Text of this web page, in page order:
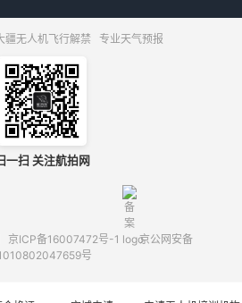
疆无人机飞行解禁 专业天气预报
一扫 关注航拍网
京ICP备16007472号-1
京公网安备
号